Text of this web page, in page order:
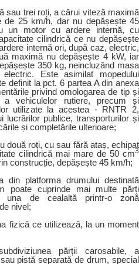
sau trei roți, a cărui viteză maximă
de 25 km/h, dar nu depășește 45
un motor cu ardere internă, cu
cilindrică ce nu depășește
internă ori, după caz, electric,
maximă nu depășește 4 kW, iar
350 kg, neincluzând masa
Este asimilat mopedului
definit la pct. 6 partea A din anexa
privind omologarea de tip și
a vehiculelor rutiere, precum și
utilizate la acestea - RNTR 2,
lucrărilor publice, transporturilor și
și completările ulterioare;
două roți, cu sau fără ataș, echipat
cilindrică mai mare de 50 cm3
construcție, depășește 45 km/h;
din platforma drumului destinată
poate cuprinde mai multe părți
una de cealaltă printr-o zonă
nivel;
fizică ce utilizează, la un moment
părții carosabile, a
pistă separată de drum, special